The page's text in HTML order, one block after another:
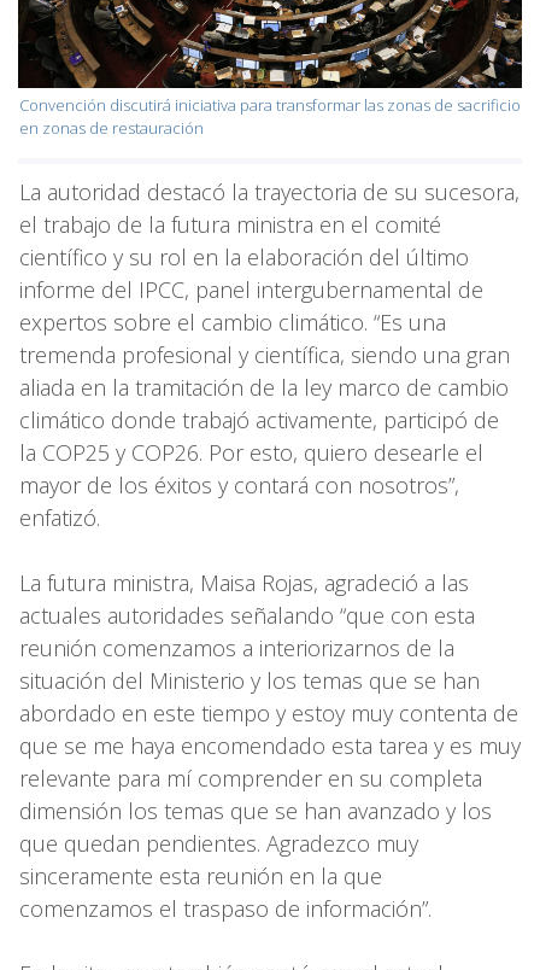
Convención discutirá iniciativa para transformar las zonas de sacrificio
en zonas de restauración
La autoridad destacó la trayectoria de su sucesora,
el trabajo de la futura ministra en el comité
científico y su rol en la elaboración del último
informe del IPCC, panel intergubernamental de
expertos sobre el cambio climático. “Es una
tremenda profesional y científica, siendo una gran
aliada en la tramitación de la ley marco de cambio
climático donde trabajó activamente, participó de
la COP25 y COP26. Por esto, quiero desearle el
mayor de los éxitos y contará con nosotros”,
enfatizó.
La futura ministra, Maisa Rojas, agradeció a las
actuales autoridades señalando “que con esta
reunión comenzamos a interiorizarnos de la
situación del Ministerio y los temas que se han
abordado en este tiempo y estoy muy contenta de
que se me haya encomendado esta tarea y es muy
relevante para mí comprender en su completa
dimensión los temas que se han avanzado y los
que quedan pendientes. Agradezco muy
sinceramente esta reunión en la que
comenzamos el traspaso de información”.